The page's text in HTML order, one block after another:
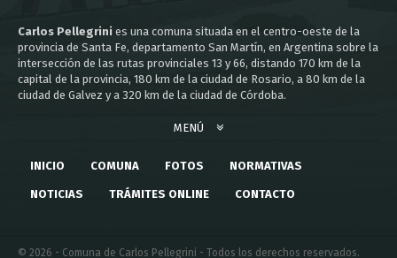
Carlos Pellegrini es una comuna situada en el centro-oeste de la
provincia de Santa Fe, departamento San Martín, en Argentina sobre la
intersección de las rutas provinciales 13 y 66, distando 170 km de la
capital de la provincia, 180 km de la ciudad de Rosario, a 80 km de la
ciudad de Galvez y a 320 km de la ciudad de Córdoba.
MENÚ
INICIO COMUNA FOTOS NORMATIVAS
NOTICIAS TRÁMITES ONLINE CONTACTO
© 2026 - Comuna de Carlos Pellegrini - Todos los derechos reservados.